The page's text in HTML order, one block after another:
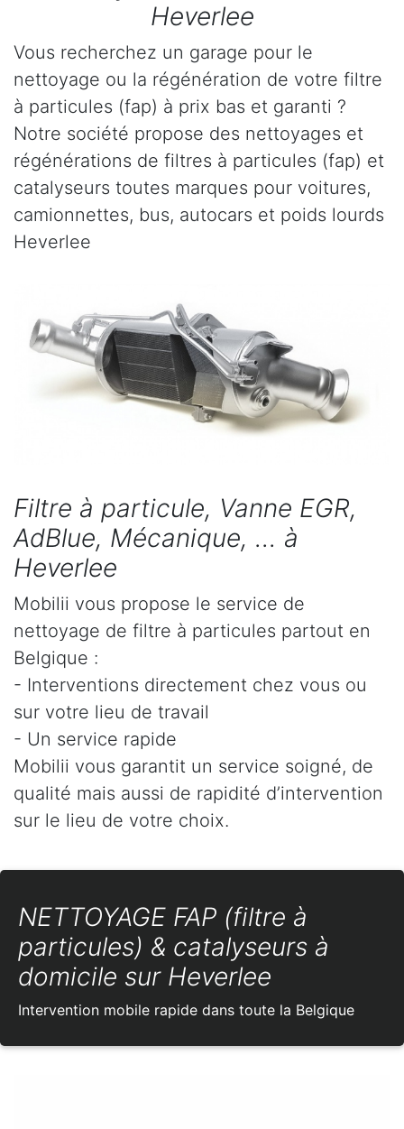
Heverlee
Vous recherchez un garage pour le
nettoyage ou la régénération de votre filtre
à particules (fap) à prix bas et garanti ?
Notre société propose des nettoyages et
régénérations de filtres à particules (fap) et
catalyseurs toutes marques pour voitures,
camionnettes, bus, autocars et poids lourds
Heverlee
Filtre à particule, Vanne EGR,
AdBlue, Mécanique, ... à
Heverlee
Mobilii vous propose le service de
nettoyage de filtre à particules partout en
Belgique :
- Interventions directement chez vous ou
sur votre lieu de travail
- Un service rapide
Mobilii vous garantit un service soigné, de
qualité mais aussi de rapidité d’intervention
sur le lieu de votre choix.
NETTOYAGE FAP (filtre à
particules) & catalyseurs à
domicile sur Heverlee
Intervention mobile rapide dans toute la Belgique